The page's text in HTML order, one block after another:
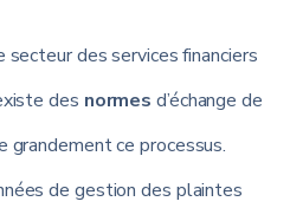
secteur des services financiers
des normes d’échange de
grandement ce processus.
de gestion des plaintes